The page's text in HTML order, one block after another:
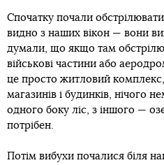
Спочатку почали
видно з наших вікон — вони
думали, що якщо там
військові частини або
це просто житловий
магазинів і будинків, нічого
одного боку ліс, з іншого —
потрібен.
Потім вибухи почалися біля